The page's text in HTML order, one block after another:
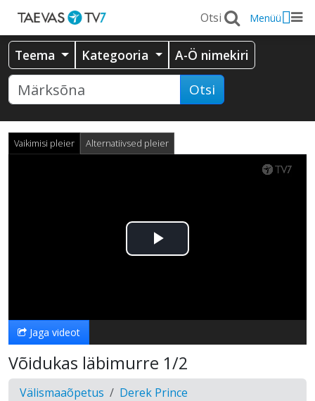
Menüü
Teema Kategooria A-Ö nimekiri
Otsi
Vaikimisi pleier Alternatiivsed pleier
Esita
Jaga videot
Võidukas läbimurre 1/2
Välismaaõpetus Derek Prince